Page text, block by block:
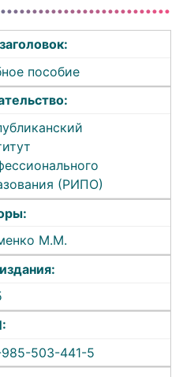
пособие
(РИПО)
М.М.
503-441-5